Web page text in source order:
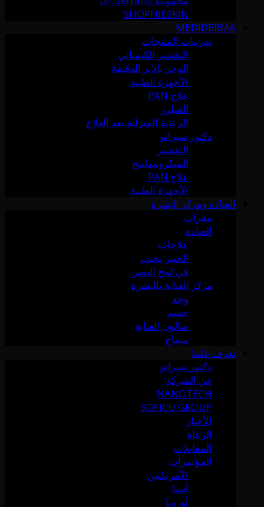
SHOPHIESKIN
MEDIDERMA
تدريبات المنتجات
التقشير الكيميائي
الوخز بالإبر الدقيقة
الأجهزة الطبية
علاج PAN
الفيلرز
الرعاية المنزلية بعد العلاج
دكتور سيرانو
التقشير
الميكرونيدلينج
علاج PAN
الأجهزة الطبية
العيادة ومركز البشرة
مقرات
العيادة
علاجات
الخبير يجيب
في لمح البصر
مركز العناية بالبشرة
وجه
جسم
صالون العناية
مساج
تعرف علينا
دكتور سيرانو
عن الشركة
NANOTECH
SOFICU GROUP
الأخبار
الرعاة
المقابلات
المؤتمرات
الأمريكتين
آسيا
أوروبا